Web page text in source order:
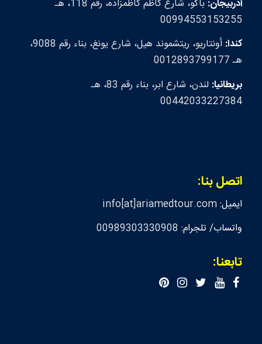
أذربيجان:
باكو، شارع كاظم كاظمزاده، رقم 118، هـ
00994553153255
كندا:
أونتاريو، ريتشموند هيل، شارع يونغ، بناء رقم 9088،
هـ 0012893799177
بريطانيا:
لندن، شارع ابر، بناء رقم 83، هـ
00442033227384
اتصل بنا:
ايميل:info[at]ariamedtour.com
واتساب/ تلجرام: 00989303330908
تابعنا: